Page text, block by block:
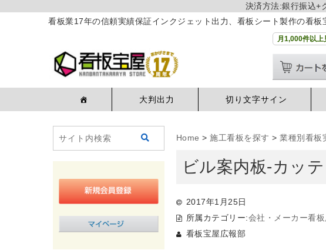
決済方法:銀行振込+
看板業17年の信頼実績保証インクジェット出力、看板シート製作の看板
月1,000件以上
大判出力 切り文字サイン
Home > 施工看板を探す > 業種別看板
ビル案内板-カッ
2017年1月25日
所属カテゴリー:会社・メーカー看板
看板宝屋広報部